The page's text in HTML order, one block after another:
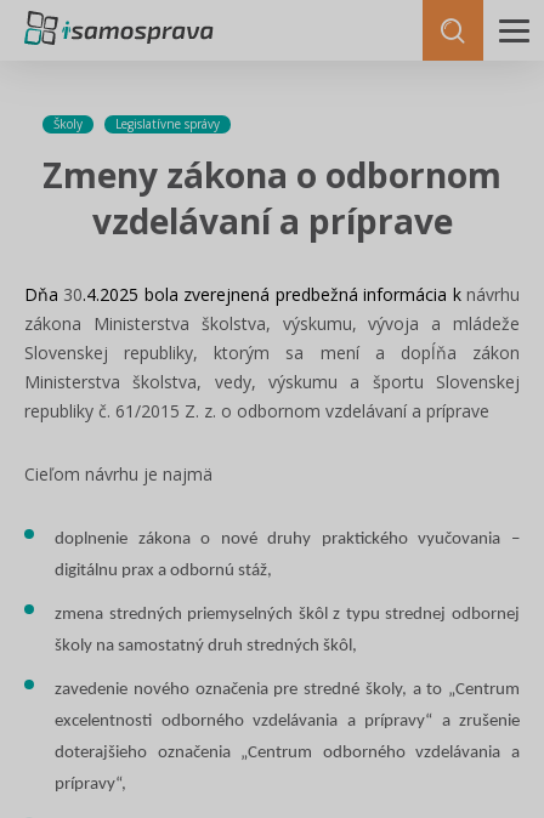
Školy Legislatívne správy
Zmeny zákona o odbornom
vzdelávaní a príprave
Dňa 30.4.2025 bola zverejnená predbežná informácia k návrhu
zákona Ministerstva školstva, výskumu, vývoja a mládeže
Slovenskej republiky, ktorým sa mení a dopĺňa zákon
Ministerstva školstva, vedy, výskumu a športu Slovenskej
republiky č. 61/2015 Z. z. o odbornom vzdelávaní a príprave
Cieľom návrhu je najmä
doplnenie zákona o nové druhy praktického vyučovania –
digitálnu prax a odbornú stáž,
zmena stredných priemyselných škôl z typu strednej odbornej
školy na samostatný druh stredných škôl,
zavedenie nového označenia pre stredné školy, a to „Centrum
excelentnosti odborného vzdelávania a prípravy“ a zrušenie
doterajšieho označenia „Centrum odborného vzdelávania a
prípravy“,